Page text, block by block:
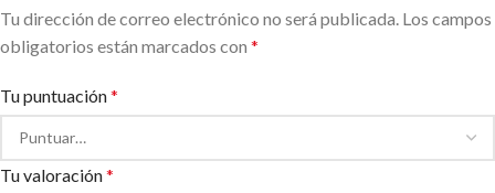
Tu dirección de correo electrónico no será publicada. Los campos
obligatorios están marcados con *
Tu puntuación*
Tu valoración*